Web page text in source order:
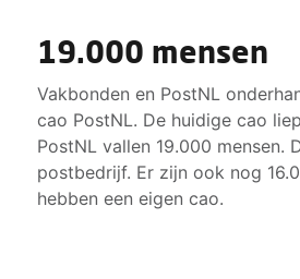
19.000 mensen
Vakbonden en PostNL
cao PostNL. De huidige cao
PostNL vallen 19.000 mensen.
postbedrijf. Er zijn ook nog
hebben een eigen cao.